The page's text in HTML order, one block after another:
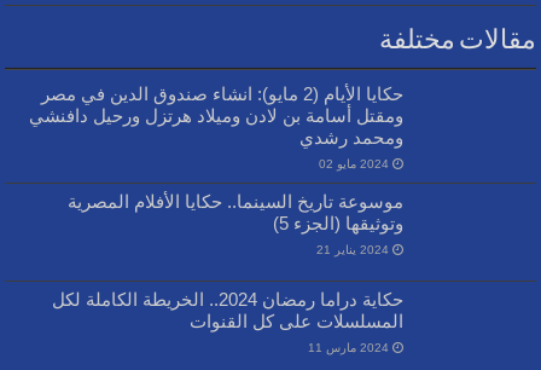
مقالات مختلفة
حكايا الأيام (2 مايو): انشاء صندوق الدين في مصر
ومقتل أسامة بن لادن وميلاد هرتزل ورحيل دافنشي
ومحمد رشدي
2024 مايو 02
موسوعة تاريخ السينما.. حكايا الأفلام المصرية
وتوثيقها (الجزء 5)
2024 يناير 21
حكاية دراما رمضان 2024.. الخريطة الكاملة لكل
المسلسلات على كل القنوات
2024 مارس 11